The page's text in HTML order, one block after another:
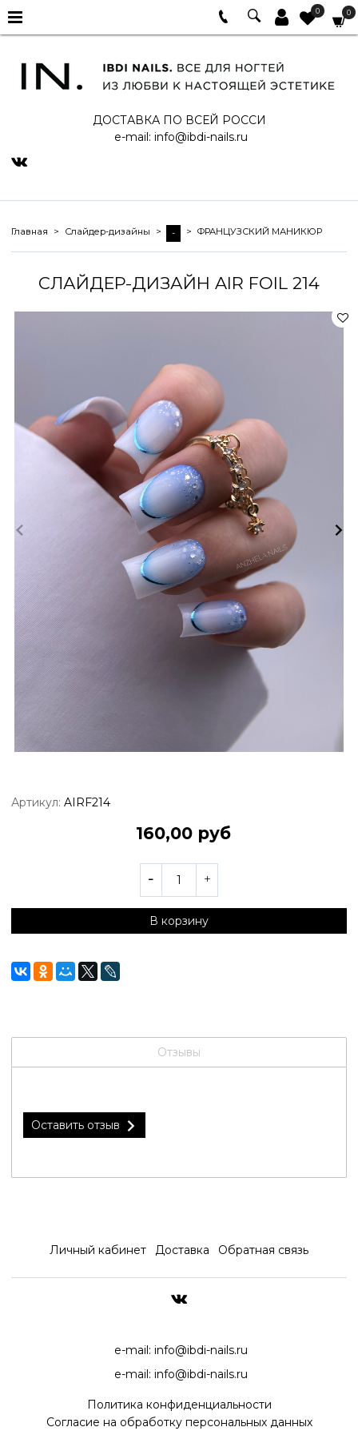
0 0
ДОСТАВКА ПО ВСЕЙ РОССИ
e-mail: info@ibdi-nails.ru
Главная Слайдер-дизайны - ФРАНЦУЗСКИЙ МАНИКЮР
СЛАЙДЕР-ДИЗАЙН AIR FOIL 214
Артикул: AIRF214
160,00 руб
В корзину
Отзывы
Оставить отзыв
Личный кабинет Доставка Обратная связь
e-mail: info@ibdi-nails.ru
e-mail: info@ibdi-nails.ru
Политика конфиденциальности
Согласие на обработку персональных данных